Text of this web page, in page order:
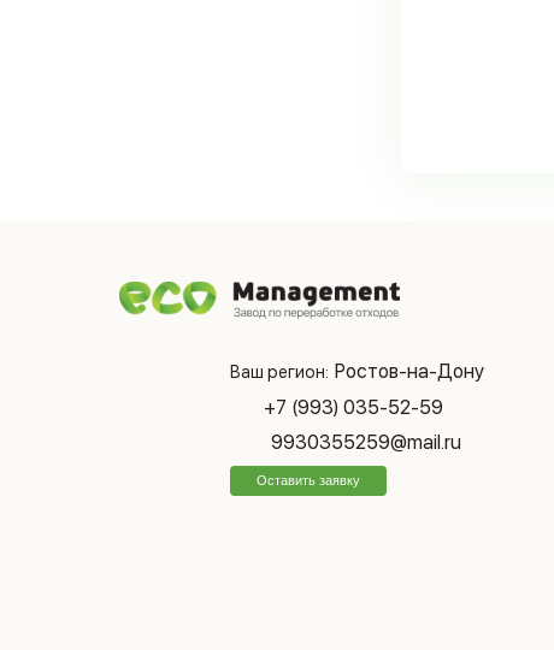
Ваш регион: Ростов-на-Дону
+7 (993) 035-52-59
9930355259@mail.ru
Оставить заявку